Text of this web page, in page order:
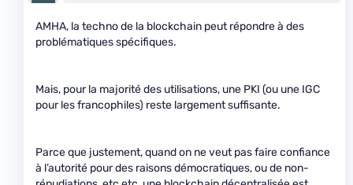
AMHA, la techno de la blockchain peut répondre à des
problématiques spécifiques.
Mais, pour la majorité des utilisations, une PKI (ou une IGC
pour les francophiles) reste largement suffisante.
Parce que justement, quand on ne veut pas faire confiance
à l’autorité pour des raisons démocratiques, ou de non-